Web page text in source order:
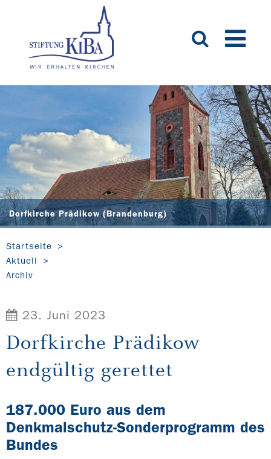
Dorfkirche Prädikow (Brandenburg)
Startseite
Aktuell
Archiv
23. Juni 2023
Dorfkirche Prädikow
endgültig gerettet
187.000 Euro aus dem
Denkmalschutz-Sonderprogramm des
Bundes